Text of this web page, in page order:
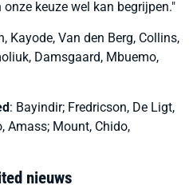
keuze wel kan begrijpen."
Kayode, Van den Berg, Collins,
Damsgaard, Mbuemo,
: Bayindir; Fredricson, De Ligt,
Amass; Mount, Chido,
nieuws